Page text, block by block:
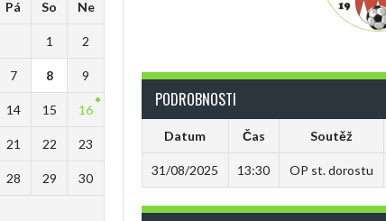
PODROBNOSTI
Datum Čas Soutěž
31/08/2025 13:30 OP st. dorostu
Pá So Ne
1 2
7 8 9
14 15 16
21 22 23
28 29 30